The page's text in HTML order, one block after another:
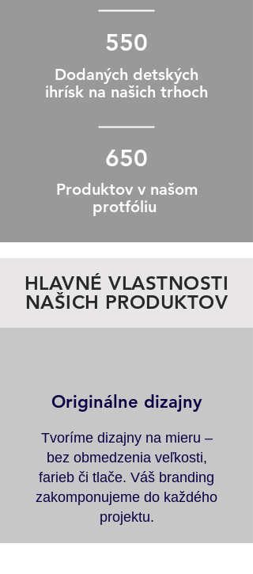
550
Dodaných detských
ihrísk na našich trhoch
650
Produktov v našom
protfóliu
HLAVNÉ VLASTNOSTI
NAŠICH PRODUKTOV
Originálne dizajny
Tvoríme dizajny na mieru –
bez obmedzenia veľkosti,
farieb či tlače. Váš branding
zakomponujeme do každého
projektu.